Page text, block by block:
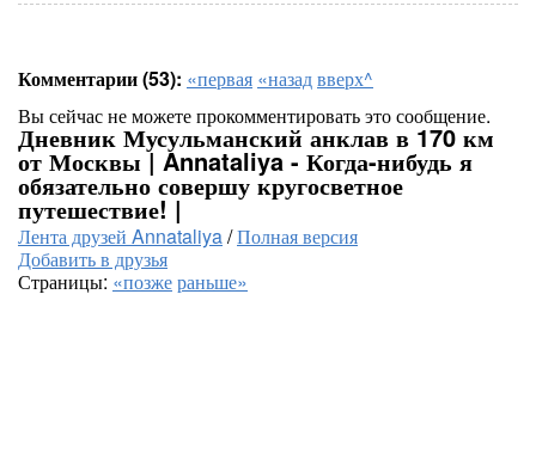
Комментарии (53): «первая «назадвверх^
Вы сейчас не можете прокомментировать это сообщение.
Дневник Мусульманский анклав в 170 км
от Москвы | Annataliya - Когда-нибудь я
обязательно совершу кругосветное
путешествие! |
Лента друзей Annataliya/Полная версия
Добавить в друзья
Страницы: «позжераньше»